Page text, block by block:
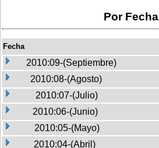
Por Fecha
Fecha
2010:09-(Septiembre)
2010:08-(Agosto)
2010:07-(Julio)
2010:06-(Junio)
2010:05-(Mayo)
2010:04-(Abril)